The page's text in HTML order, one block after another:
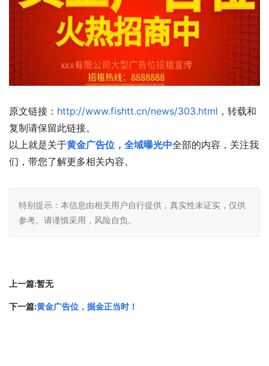
原文链接： http://www.fishtt.cn/news/303.html ，转载和
复制请保留此链接。
以上就是关于黄金广告位，全域曝光中全部的内容，关注我
们，带您了解更多相关内容。
特别提示：本信息由相关用户自行提供，真实性未证实，仅供
参考。请谨慎采用，风险自负。
上一篇:暂无
下一篇:黄金广告位，掘金正当时！